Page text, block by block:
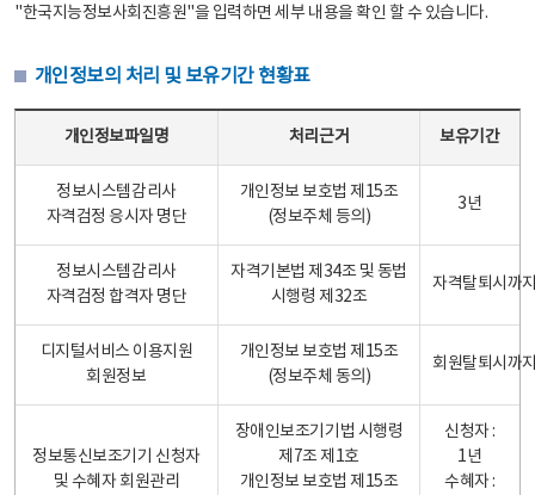
"한국지능정보사회진흥원"을 입력하면 세부 내용을 확인 할 수 있습니다.
개인정보의 처리 및 보유기간 현황표
개인정보파일명 처리근거 보유기간
정보시스템감리사
자격검정 응시자 명단
개인정보 보호법 제15조
(정보주체 등의)
3년
정보시스템감리사
자격검정 합격자 명단
자격기본법 제34조 및 동법
시행령 제32조
자격탈퇴시까
디지털서비스 이용지원
회원정보
개인정보 보호법 제15조
(정보주체 동의)
회원탈퇴시까
정보통신보조기기 신청자
및 수혜자 회원관리
장애인보조기기법 시행령
제7조 제1호
개인정보 보호법 제15조
신청자 :
1년
수혜자 :